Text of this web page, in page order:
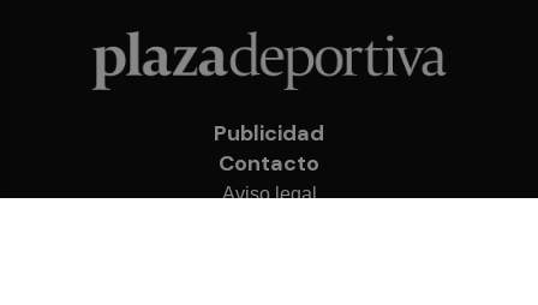
Publicidad
Contacto
Aviso legal